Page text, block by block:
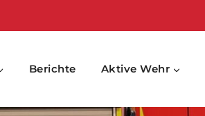
Berichte Aktive Wehr